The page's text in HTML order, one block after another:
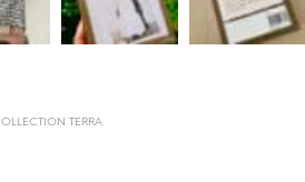
TERRA